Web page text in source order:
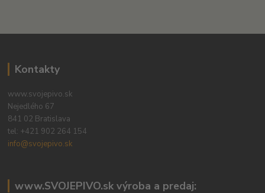
Kontakty
www.svojepivo.sk
Nejedlého 67
841 02 Bratislava
tel: +421 902 264 154
info@svojepivo.sk
www.SVOJEPIVO.sk výroba a predaj: